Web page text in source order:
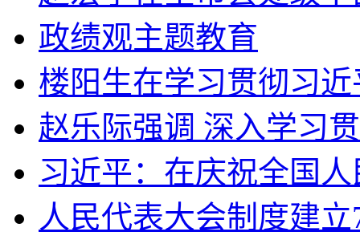
政绩观主题教育
楼阳生在学习贯彻习
赵乐际强调 深入学习
习近平：在庆祝全国
人民代表大会制度建